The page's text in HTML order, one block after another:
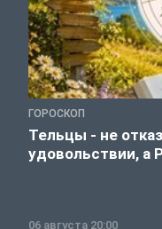
ГОРОСКОП
Тельцы - не
удовольствии, а
06 августа 20:00